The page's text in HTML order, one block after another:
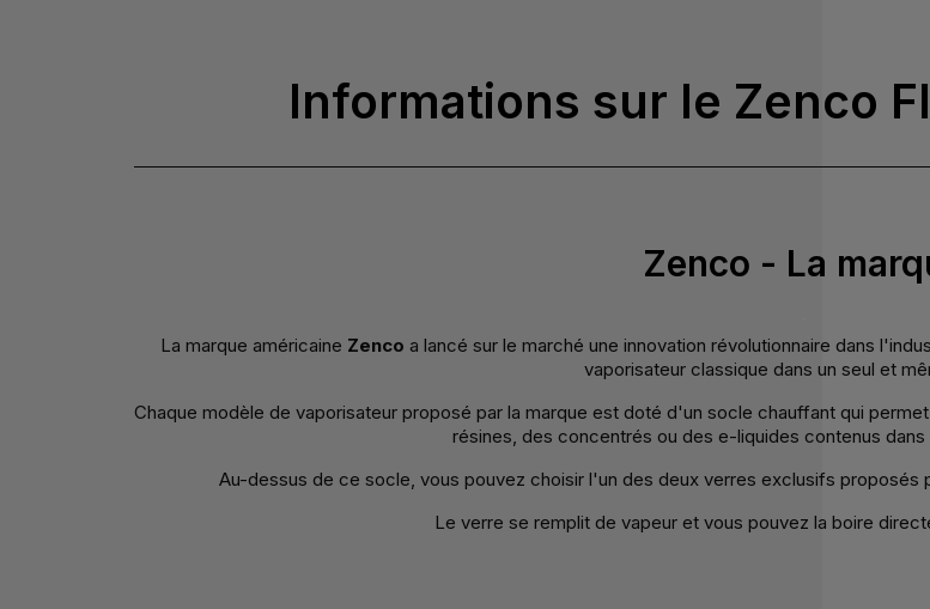
Informations sur le Zenco
Zenco - La
La marque américaine Zenco a lancé sur le marché une innovation révolutionnaire dans
vaporisateur classique dans un seul et
Chaque modèle de vaporisateur proposé par la marque est doté d'un socle chauffant qui
résines, des concentrés ou des e-liquides contenus dans
Au-dessus de ce socle, vous pouvez choisir l'un des deux verres exclusifs proposés
Le verre se remplit de vapeur et vous pouvez la boire